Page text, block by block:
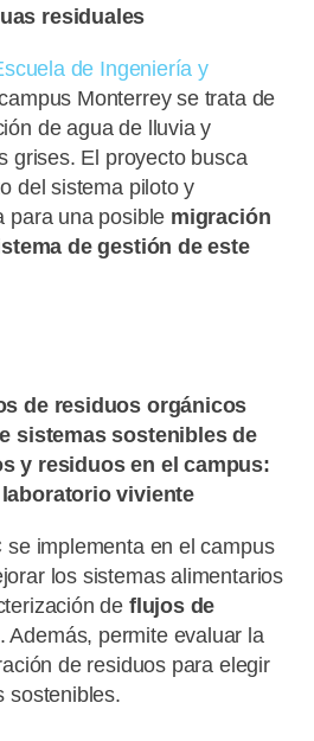
residuales
de Ingeniería y
Monterrey se trata de
de agua de lluvia y
grises. El proyecto busca
del sistema piloto y
para una posible migración
de gestión de este
de residuos orgánicos
sistemas sostenibles de
y residuos en el campus:
viviente
se implementa en el campus
los sistemas alimentarios
de flujos de
. Además, permite evaluar la
de residuos para elegir
sostenibles.